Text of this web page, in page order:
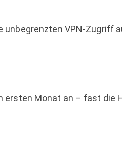
unbegrenzten VPN-Zugriff
ersten Monat an – fast die